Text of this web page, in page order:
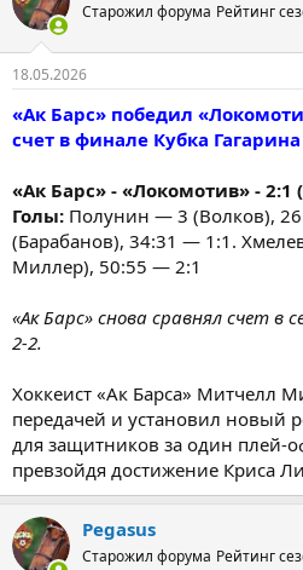
Старожил форума Рейтинг
18.05.2026
«Ак Барс» победил
счет в финале Кубка Гагарина
«Ак Барс» - «Локомотив» - 2:1
Голы: Полунин — 3 (Волков),
(Барабанов), 34:31 — 1:1.
Миллер), 50:55 — 2:1
«Ак Барс» снова сравнял счет в
2-2.
Хоккеист «Ак Барса» Митчелл
передачей и установил новый
для защитников за один плей-
превзойдя достижение Криса
Pegasus
Старожил форума Рейтинг